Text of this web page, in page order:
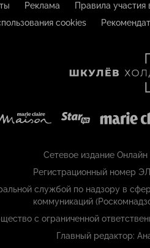
Реклама Правила участия
cookies
Сетевое издание
Регистрационный номер
службой по надзору в
коммуникаций
с ограниченной
Главный редактор: